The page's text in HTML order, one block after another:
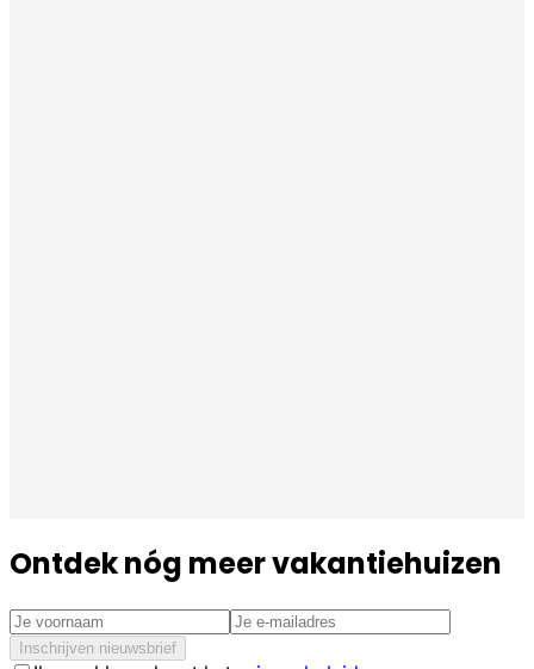
Ontdek nóg meer vakantiehuizen
Inschrijven nieuwsbrief